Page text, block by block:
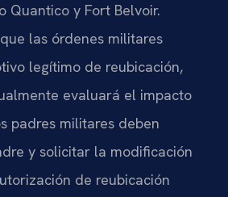
Quantico y Fort Belvoir.
las órdenes militares
legítimo de reubicación,
evaluará el impacto
padres militares deben
y solicitar la modificación
de reubicación